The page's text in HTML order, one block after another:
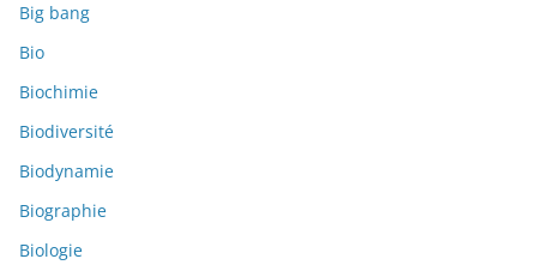
Big bang
Bio
Biochimie
Biodiversité
Biodynamie
Biographie
Biologie